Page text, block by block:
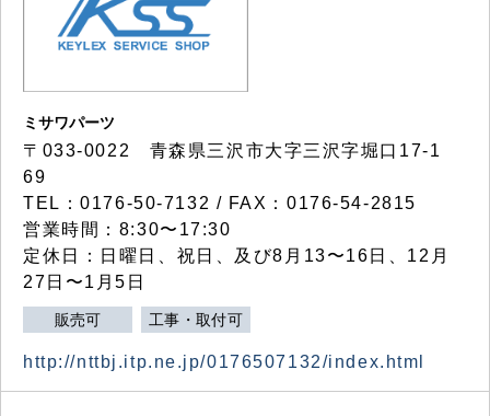
ミサワパーツ
〒033-0022 青森県三沢市大字三沢字堀口17-1
69
TEL：0176-50-7132 / FAX：0176-54-2815
営業時間：8:30〜17:30
定休日：日曜日、祝日、及び8月13〜16日、12月
27日〜1月5日
販売可 工事・取付可
http://nttbj.itp.ne.jp/0176507132/index.html